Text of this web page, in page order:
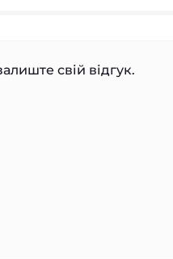
свій відгук.